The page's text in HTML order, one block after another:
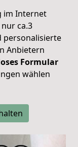
im Internet
ca.3
personalisierte
Anbietern
Formular
wählen